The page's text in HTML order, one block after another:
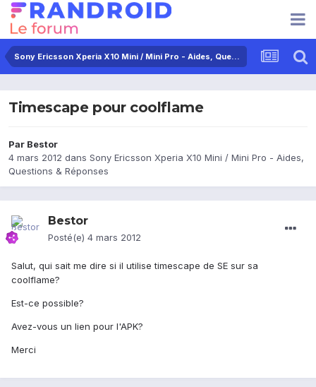
Sony Ericsson Xperia X10 Mini / Mini Pro - Aides, Questions & Réponses
Timescape pour coolflame
Par Bestor
4 mars 2012 dans Sony Ericsson Xperia X10 Mini / Mini Pro - Aides,
Questions & Réponses
Bestor
Posté(e) 4 mars 2012
Salut, qui sait me dire si il utilise timescape de SE sur sa
coolflame?
Est-ce possible?
Avez-vous un lien pour l'APK?
Merci